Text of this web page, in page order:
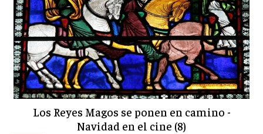
Los Reyes Magos se ponen en camino -
Navidad en el cine (8)